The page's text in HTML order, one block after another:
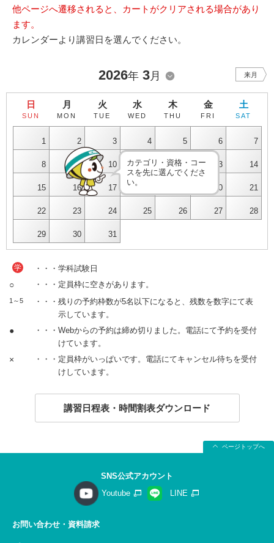
他ページへ遷移されると、カートがクリアされる場合があり
ます。
カレンダーより講習日を選んでください。
2026年 3月 来月
日
SUN
月
MON
火
TUE
水
WED
木
THU
金
FRI
土
SAT
1 2 3 4 5 6 7
8 9 10 11 12 13 14
15 16 17 20 21
22 23 24 25 26 27 28
29 30 31
カテゴリ・資格・コー
スを先に選んでくださ
い。
学 ・・・学科試験日
○ ・・・定員枠に空きがあります。
1～5
・・・残りの予約枠数が5名以下になると、残数を数字にて表
示しています。
●
・・・Webからの予約は締め切りました。電話にて予約を受付
けています。
×
・・・定員枠がいっぱいです。電話にてキャンセル待ちを受付
けしています。
講習日程表・時間割表ダウンロード
ページトップへ
SNS公式アカウント
Youtube
LINE
お問い合わせ・資料請求